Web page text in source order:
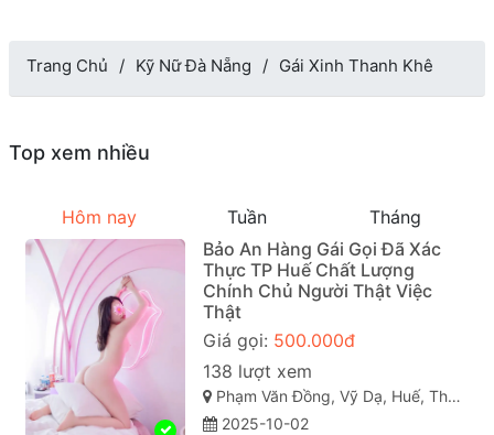
Trang Chủ Kỹ Nữ Đà Nẵng Gái Xinh Thanh Khê
Top xem nhiều
Hôm nay Tuần
Tháng
Bảo An Hàng Gái Gọi Đã Xác
Thực TP Huế Chất Lượng
Chính Chủ Người Thật Việc
Thật
Giá gọi: 500.000đ
138 lượt xem
Phạm Văn Đồng, Vỹ Dạ, Huế, Thừa Thiên Huế
2025-10-02